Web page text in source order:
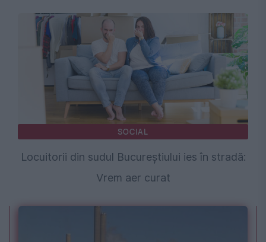
SOCIAL
Locuitorii din sudul Bucureștiului ies în stradă:
Vrem aer curat